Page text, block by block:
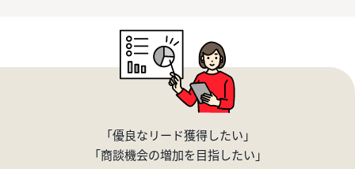
「優良なリード獲得したい」
「商談機会の増加を目指したい」